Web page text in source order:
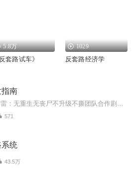
5.8万
反套路试车》
1029
反套路经济学
指南
571
统
43.5万